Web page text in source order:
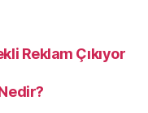
Reklam Çıkıyor